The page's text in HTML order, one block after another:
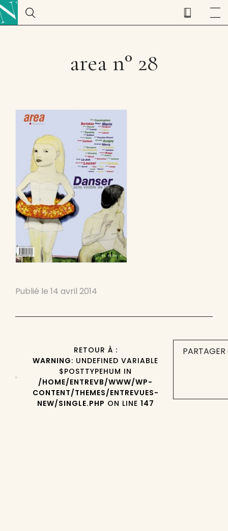
area n° 28
Publié le 14 avril 2014
RETOUR À :
WARNING: UNDEFINED VARIABLE
$POSTTYPEHUM IN
/HOME/ENTREVB/WWW/WP-
CONTENT/THEMES/ENTREVUES-
NEW/SINGLE.PHP ON LINE 147